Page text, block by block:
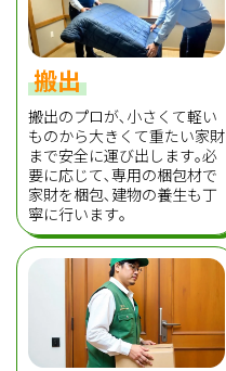
搬出
搬出のプロが､小さくて軽い
ものから大きくて重たい家財
まで安全に運び出します｡必
要に応じて､専用の梱包材で
家財を梱包､建物の養生も丁
寧に行います｡